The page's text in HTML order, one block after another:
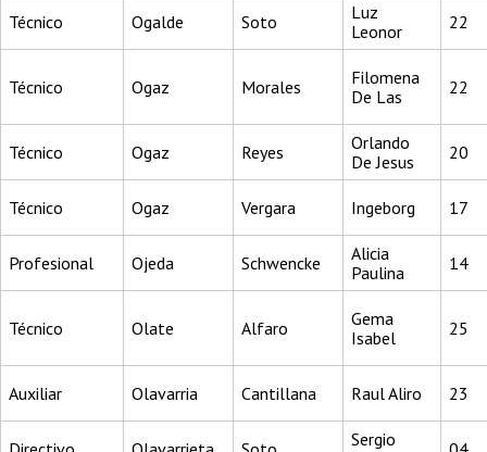
Técnico Ogalde Soto
Luz
Leonor
22
Técnico Ogaz Morales
Filomena
De Las
22
Técnico Ogaz Reyes
Orlando
De Jesus
20
Técnico Ogaz Vergara Ingeborg 17
Profesional Ojeda Schwencke
Alicia
Paulina
14
Técnico Olate Alfaro
Gema
Isabel
25
Auxiliar Olavarria Cantillana Raul Aliro 23
Sergio